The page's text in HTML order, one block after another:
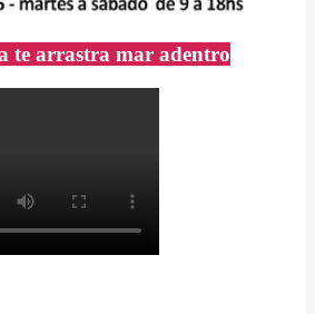
te arrastra mar adentro